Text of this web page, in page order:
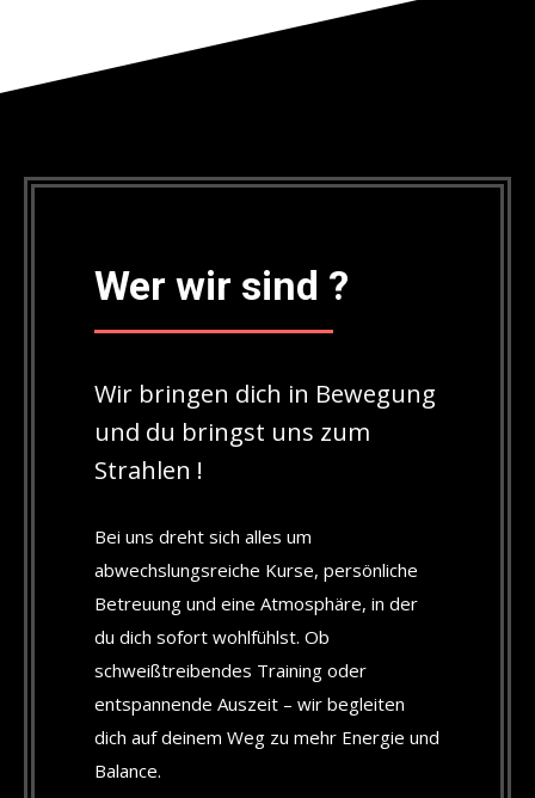
Wer wir sind ?
Wir bringen dich in Bewegung
und du bringst uns zum
Strahlen !
Bei uns dreht sich alles um
abwechslungsreiche Kurse, persönliche
Betreuung und eine Atmosphäre, in der
du dich sofort wohlfühlst. Ob
schweißtreibendes Training oder
entspannende Auszeit – wir begleiten
dich auf deinem Weg zu mehr Energie und
Balance.